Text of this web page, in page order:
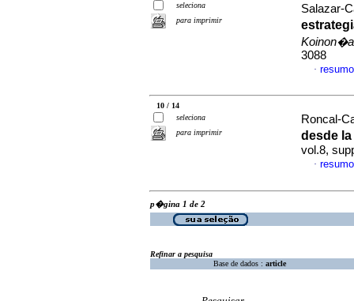
seleciona
para imprimir
Salazar-
Koinon�a
3088
·
10 / 14
seleciona
para imprimir
Roncal-
desde
vol.8,
·
p�gina 1 de 2
Refinar a pesquisa
Base de dados : article